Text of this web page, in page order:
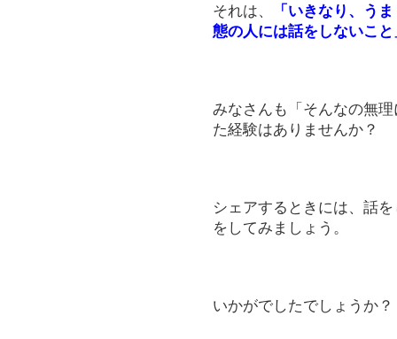
それは、
「いきなり、う
態の人には話をしないこと
みなさんも「そんなの無
た経験はありませんか？
シェアするときには、話
をしてみましょう。
いかがでしたでしょうか？